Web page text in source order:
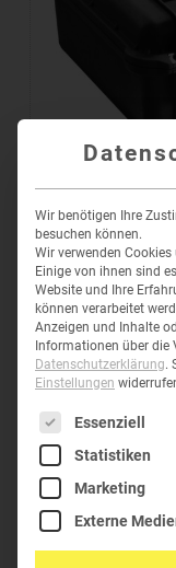
PELI™
274,73€–
HELPDESK
Telefon:
E-Mail:
Wir benötigen Ihre
besuchen können.
Wir verwenden
Einige von ihnen sind
Website und Ihre
können verarbeitet
Anzeigen und Inhalte
Informationen über die
Datenschutzerklärung.
Einstellungen
Es folgt eine
Essenziell
Statistiken
Marketing
Externe